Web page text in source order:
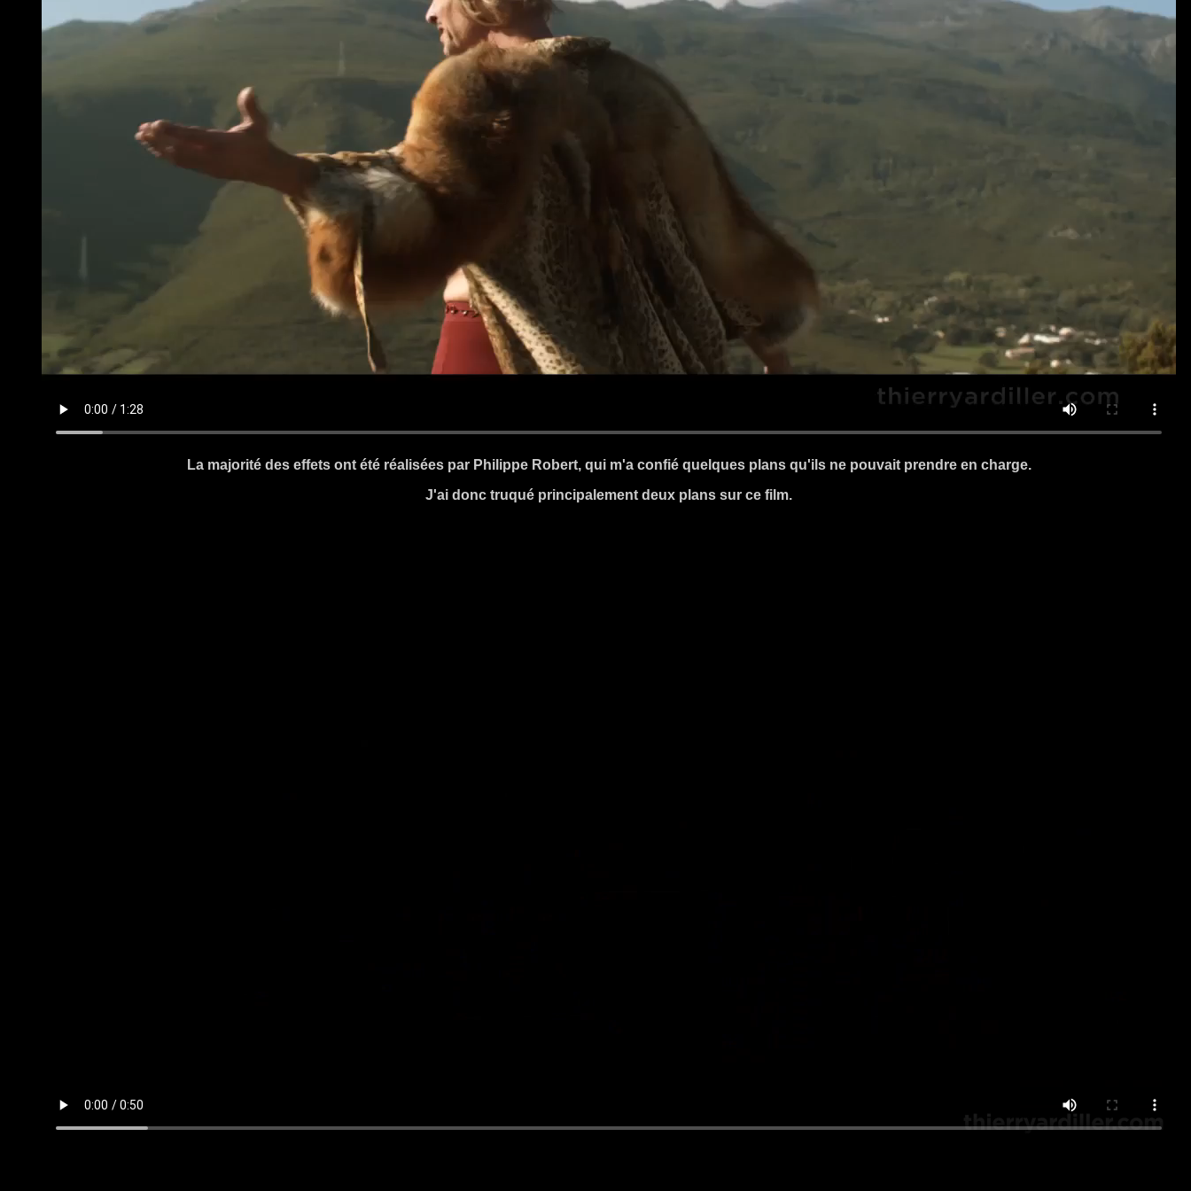
La majorité des effets ont été réalisées par Philippe Robert, qui m'a confié quelques plans qu'ils ne pouvait prendre en charge.
J'ai donc truqué principalement deux plans sur ce film.